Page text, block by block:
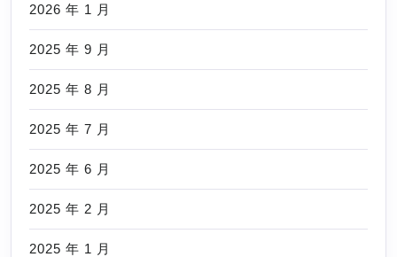
2026 年 1 月
2025 年 9 月
2025 年 8 月
2025 年 7 月
2025 年 6 月
2025 年 2 月
2025 年 1 月